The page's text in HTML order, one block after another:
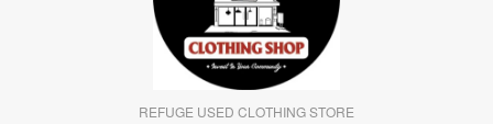
REFUGE USED CLOTHING STORE